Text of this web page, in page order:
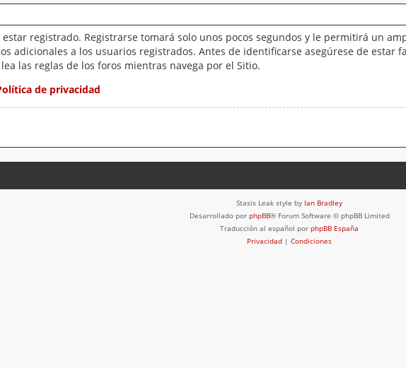
registrado. Registrarse tomará solo unos pocos segundos y le permitirá un
adicionales a los usuarios registrados. Antes de identificarse asegúrese de estar
las reglas de los foros mientras navega por el Sitio.
de privacidad
Stasis Leak style by Ian Bradley
Desarrollado por phpBB® Forum Software © phpBB Limited
Traducción al español por phpBB España
Privacidad | Condiciones